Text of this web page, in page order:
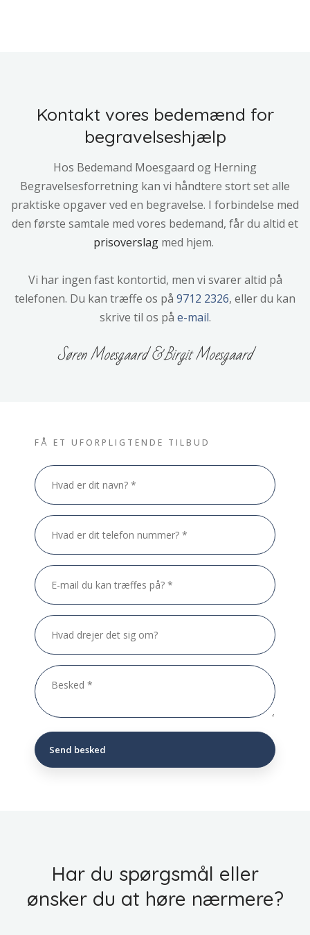
Kontakt vores bedemænd for
begravelseshjælp​
Hos Bedemand Moesgaard og Herning
Begravelsesforretning kan vi håndtere stort set alle
praktiske opgaver ved en begravelse. I forbindelse med
den første samtale med vores bedemand, får du altid et
prisoverslag med hjem​.
Vi har ingen fast kontortid, men vi svarer altid på
telefonen. ​Du kan træffe os på 9712 2326, eller du kan
skrive til os på e-mail.
​Søren Moesgaard & Birgit Moesgaard
FÅ ET UFORPLIGTENDE TILBUD​
Har du spørgsmål eller
​ønsker du at høre nærmere?